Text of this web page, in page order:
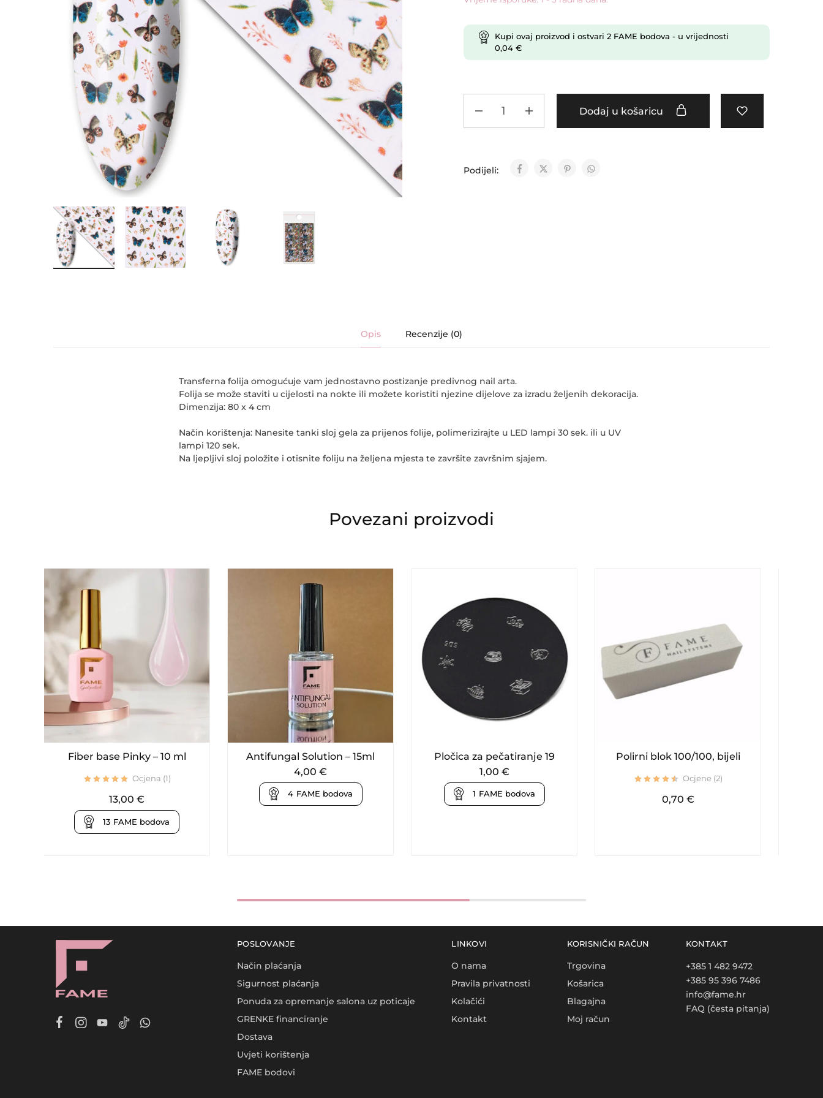
Kupi ovaj proizvod i ostvari 2FAME bodova - u vrijednosti
0,04 €
Dodaj u košaricu
Podijeli:
Opis Recenzije (0)
Transferna folija omogućuje vam jednostavno postizanje predivnog nail arta.
Folija se može staviti u cijelosti na nokte ili možete koristiti njezine dijelove za izradu željenih dekoracija.
Dimenzija: 80 x 4 cm
Način korištenja: Nanesite tanki sloj gela za prijenos folije, polimerizirajte u LED lampi 30 sek. ili u UV
lampi 120 sek.
Na ljepljivi sloj položite i otisnite foliju na željena mjesta te završite završnim sjajem.
Povezani proizvodi
Fiber base Pinky – 10 ml
Ocjena (1)
13,00 €
13 FAME bodova
Antifungal Solution – 15ml
4,00 €
4 FAME bodova
Pločica za pečatiranje 19
1,00 €
1 FAME bodova
Polirni blok 100/100, bijeli
Ocjene (2)
0,70 €
POSLOVANJE
Način plaćanja
Sigurnost plaćanja
Ponuda za opremanje salona uz poticaje
GRENKE financiranje
Dostava
Uvjeti korištenja
FAME bodovi
LINKOVI
O nama
Pravila privatnosti
Kolačići
Kontakt
KORISNIČKI RAČUN
Trgovina
Košarica
Blagajna
Moj račun
KONTAKT
+385 1 482 9472
+385 95 396 7486
info@fame.hr
FAQ (česta pitanja)